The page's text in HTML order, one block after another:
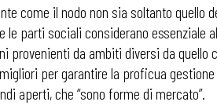
come il nodo non sia soltanto
parti sociali considerano essenziale
provenienti da ambiti diversi da
per garantire la proficua
aperti, che “sono forme di mercato”.